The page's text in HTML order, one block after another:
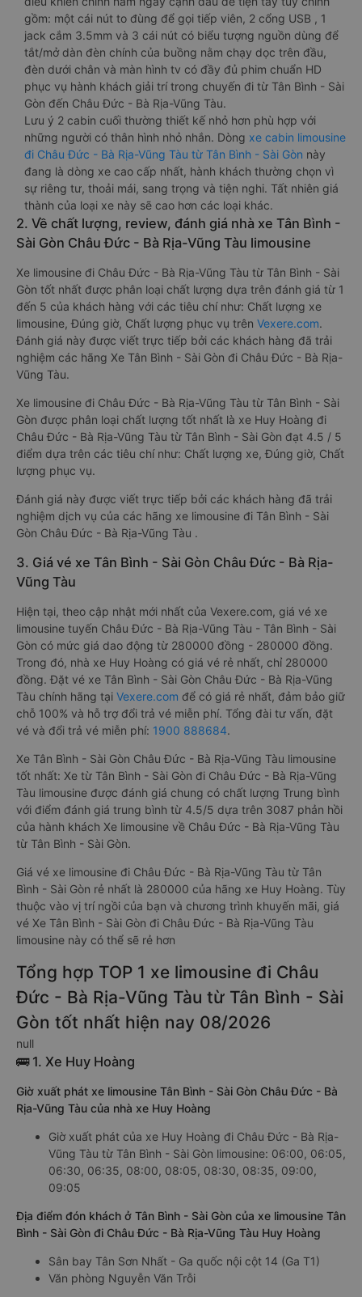
gồm: một cái nút to đùng để gọi tiếp viên, 2 cổng USB , 1
jack cắm 3.5mm và 3 cái nút có biểu tượng nguồn dùng để
tắt/mở dàn đèn chính của buồng nằm chạy dọc trên đầu,
đèn dưới chân và màn hình tv có đầy đủ phim chuẩn HD
phục vụ hành khách giải trí trong chuyến đi từ Tân Bình - Sài
Gòn đến Châu Đức - Bà Rịa-Vũng Tàu.
Lưu ý 2 cabin cuối thường thiết kế nhỏ hơn phù hợp với
những người có thân hình nhỏ nhắn. Dòng xe cabin limousine
đi Châu Đức - Bà Rịa-Vũng Tàu từ Tân Bình - Sài Gòn này
đang là dòng xe cao cấp nhất, hành khách thường chọn vì
sự riêng tư, thoải mái, sang trọng và tiện nghi. Tất nhiên giá
thành của loại xe này sẽ cao hơn các loại khác.
2. Về chất lượng, review, đánh giá nhà xe Tân Bình -
Sài Gòn Châu Đức - Bà Rịa-Vũng Tàu limousine
Xe limousine đi Châu Đức - Bà Rịa-Vũng Tàu từ Tân Bình - Sài
Gòn tốt nhất được phân loại chất lượng dựa trên đánh giá từ 1
đến 5 của khách hàng với các tiêu chí như: Chất lượng xe
limousine, Đúng giờ, Chất lượng phục vụ trên Vexere.com.
Đánh giá này được viết trực tiếp bởi các khách hàng đã trải
nghiệm các hãng Xe Tân Bình - Sài Gòn đi Châu Đức - Bà Rịa-
Vũng Tàu.
Xe limousine đi Châu Đức - Bà Rịa-Vũng Tàu từ Tân Bình - Sài
Gòn được phân loại chất lượng tốt nhất là xe Huy Hoàng đi
Châu Đức - Bà Rịa-Vũng Tàu từ Tân Bình - Sài Gòn đạt 4.5 / 5
điểm dựa trên các tiêu chí như: Chất lượng xe, Đúng giờ, Chất
lượng phục vụ.
Đánh giá này được viết trực tiếp bởi các khách hàng đã trải
nghiệm dịch vụ của các hãng xe limousine đi Tân Bình - Sài
Gòn Châu Đức - Bà Rịa-Vũng Tàu .
3. Giá vé xe Tân Bình - Sài Gòn Châu Đức - Bà Rịa-
Vũng Tàu
Hiện tại, theo cập nhật mới nhất của Vexere.com, giá vé xe
limousine tuyến Châu Đức - Bà Rịa-Vũng Tàu - Tân Bình - Sài
Gòn có mức giá dao động từ 280000 đồng - 280000 đồng.
Trong đó, nhà xe Huy Hoàng có giá vé rẻ nhất, chỉ 280000
đồng. Đặt vé xe Tân Bình - Sài Gòn Châu Đức - Bà Rịa-Vũng
Tàu chính hãng tại Vexere.com để có giá rẻ nhất, đảm bảo giữ
chỗ 100% và hỗ trợ đổi trả vé miễn phí. Tổng đài tư vấn, đặt
vé và đổi trả vé miễn phí: 1900 888684.
Xe Tân Bình - Sài Gòn Châu Đức - Bà Rịa-Vũng Tàu limousine
tốt nhất: Xe từ Tân Bình - Sài Gòn đi Châu Đức - Bà Rịa-Vũng
Tàu limousine được đánh giá chung có chất lượng Trung bình
với điểm đánh giá trung bình từ 4.5/5 dựa trên 3087 phản hồi
của hành khách Xe limousine về Châu Đức - Bà Rịa-Vũng Tàu
từ Tân Bình - Sài Gòn.
Giá vé xe limousine đi Châu Đức - Bà Rịa-Vũng Tàu từ Tân
Bình - Sài Gòn rẻ nhất là 280000 của hãng xe Huy Hoàng. Tùy
thuộc vào vị trí ngồi của bạn và chương trình khuyến mãi, giá
vé Xe Tân Bình - Sài Gòn đi Châu Đức - Bà Rịa-Vũng Tàu
limousine này có thể sẽ rẻ hơn
Tổng hợp TOP 1 xe limousine đi Châu
Đức - Bà Rịa-Vũng Tàu từ Tân Bình - Sài
Gòn tốt nhất hiện nay 08/2026
null
🚌 1. Xe Huy Hoàng
Giờ xuất phát xe limousine Tân Bình - Sài Gòn Châu Đức - Bà
Rịa-Vũng Tàu của nhà xe Huy Hoàng
Giờ xuất phát của xe Huy Hoàng đi Châu Đức - Bà Rịa-
Vũng Tàu từ Tân Bình - Sài Gòn limousine: 06:00, 06:05,
06:30, 06:35, 08:00, 08:05, 08:30, 08:35, 09:00,
09:05
Địa điểm đón khách ở Tân Bình - Sài Gòn của xe limousine Tân
Bình - Sài Gòn đi Châu Đức - Bà Rịa-Vũng Tàu Huy Hoàng
Sân bay Tân Sơn Nhất - Ga quốc nội cột 14 (Ga T1)
Văn phòng Nguyễn Văn Trỗi